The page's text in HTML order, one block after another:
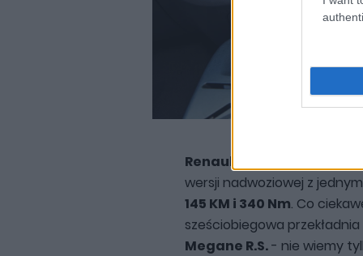
Renault Trafic Formula
wersji nadwoziowej z
145 KM i 340 Nm. Co
sześciobiegowa
Megane R.S.- nie wiemy